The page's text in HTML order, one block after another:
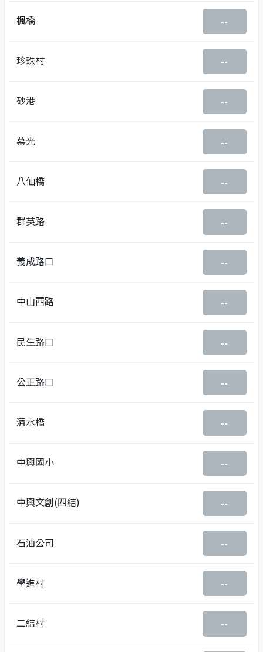
楓橋 --
珍珠村 --
砂港 --
慕光 --
八仙橋 --
群英路 --
義成路口 --
中山西路 --
民生路口 --
公正路口 --
清水橋 --
中興國小 --
中興文創(四結) --
石油公司 --
學進村 --
二結村 --